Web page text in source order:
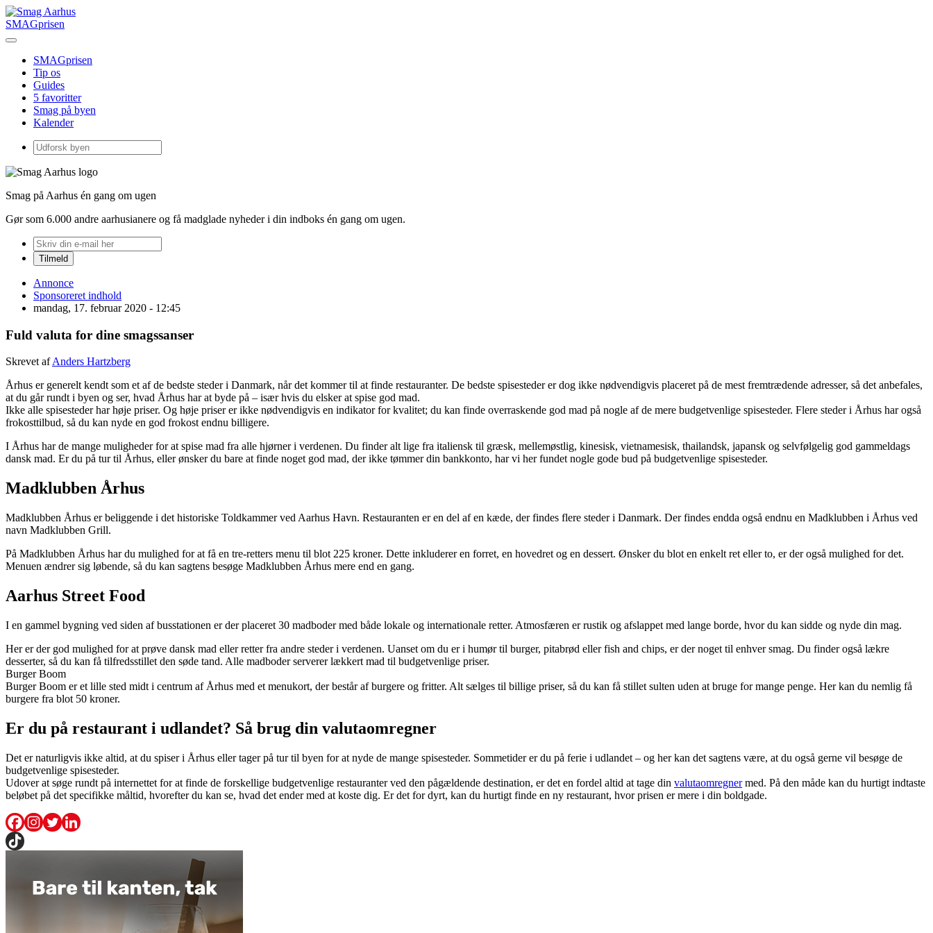
SMAGprisen
SMAGprisen
Tip os
Guides
5 favoritter
Smag på byen
Kalender
Smag på Aarhus én gang om ugen
Gør som 6.000 andre aarhusianere og få madglade nyheder i din indboks én gang om ugen.
Annonce
Sponsoreret indhold
mandag, 17. februar 2020 - 12:45
Fuld valuta for dine smagssanser
Skrevet afAnders Hartzberg
Århus er generelt kendt som et af de bedste steder i Danmark, når det kommer til at finde restauranter. De bedste spisesteder er dog ikke nødvendigvis placeret på de mest fremtrædende adresser, så det anbefales,
at du går rundt i byen og ser, hvad Århus har at byde på – især hvis du elsker at spise god mad.
Ikke alle spisesteder har høje priser. Og høje priser er ikke nødvendigvis en indikator for kvalitet; du kan finde overraskende god mad på nogle af de mere budgetvenlige spisesteder. Flere steder i Århus har også
frokosttilbud, så du kan nyde en god frokost endnu billigere.
I Århus har de mange muligheder for at spise mad fra alle hjørner i verdenen. Du finder alt lige fra italiensk til græsk, mellemøstlig, kinesisk, vietnamesisk, thailandsk, japansk og selvfølgelig god gammeldags
dansk mad. Er du på tur til Århus, eller ønsker du bare at finde noget god mad, der ikke tømmer din bankkonto, har vi her fundet nogle gode bud på budgetvenlige spisesteder.
Madklubben Århus
Madklubben Århus er beliggende i det historiske Toldkammer ved Aarhus Havn. Restauranten er en del af en kæde, der findes flere steder i Danmark. Der findes endda også endnu en Madklubben i Århus ved
navn Madklubben Grill.
På Madklubben Århus har du mulighed for at få en tre-retters menu til blot 225 kroner. Dette inkluderer en forret, en hovedret og en dessert. Ønsker du blot en enkelt ret eller to, er der også mulighed for det.
Menuen ændrer sig løbende, så du kan sagtens besøge Madklubben Århus mere end en gang.
Aarhus Street Food
I en gammel bygning ved siden af busstationen er der placeret 30 madboder med både lokale og internationale retter. Atmosfæren er rustik og afslappet med lange borde, hvor du kan sidde og nyde din mag.
Her er der god mulighed for at prøve dansk mad eller retter fra andre steder i verdenen. Uanset om du er i humør til burger, pitabrød eller fish and chips, er der noget til enhver smag. Du finder også lækre
desserter, så du kan få tilfredsstillet den søde tand. Alle madboder serverer lækkert mad til budgetvenlige priser.
Burger Boom
Burger Boom er et lille sted midt i centrum af Århus med et menukort, der består af burgere og fritter. Alt sælges til billige priser, så du kan få stillet sulten uden at bruge for mange penge. Her kan du nemlig få
burgere fra blot 50 kroner.
Er du på restaurant i udlandet? Så brug din valutaomregner
Det er naturligvis ikke altid, at du spiser i Århus eller tager på tur til byen for at nyde de mange spisesteder. Sommetider er du på ferie i udlandet – og her kan det sagtens være, at du også gerne vil besøge de
budgetvenlige spisesteder.
Udover at søge rundt på internettet for at finde de forskellige budgetvenlige restauranter ved den pågældende destination, er det en fordel altid at tage din valutaomregnermed. På den måde kan du hurtigt indtaste
beløbet på det specifikke måltid, hvorefter du kan se, hvad det ender med at koste dig. Er det for dyrt, kan du hurtigt finde en ny restaurant, hvor prisen er mere i din boldgade.